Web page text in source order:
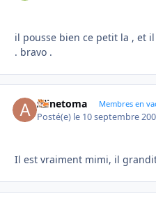
il pousse bien ce petit la , et
. bravo .
Alinetoma Membres en
Posté(e) le 10 septembre
Il est vraiment mimi, il